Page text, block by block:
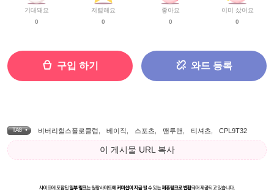
기대돼요
0
저렴해요
0
좋아요
0
이미 샀어요
0
구입 하기 와드 등록
TAG • 비버리힐스폴로클럽 베이직 스포츠 맨투맨 티셔츠 CPL9T32
이 게시물 URL 복사